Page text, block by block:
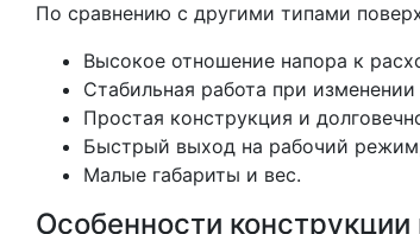
По сравнению с другими типами
Высокое отношение напора к
Стабильная работа при
Простая конструкция и
Быстрый выход на рабочий
Малые габариты и вес.
Особенности